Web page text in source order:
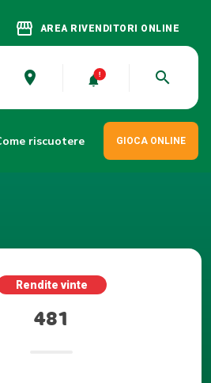
storefront AREA RIVENDITORI ONLINE
place search
riscuotere GIOCA ONLINE
Rendite vinte
481